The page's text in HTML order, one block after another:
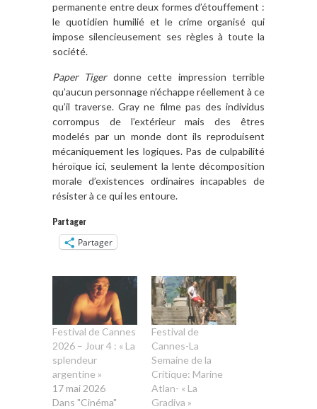
permanente entre deux formes d’étouffement :
le quotidien humilié et le crime organisé qui
impose silencieusement ses règles à toute la
société.
Paper Tigerdonne cette impression terrible
qu’aucun personnage n’échappe réellement à ce
qu’il traverse. Gray ne filme pas des individus
corrompus de l’extérieur mais des êtres
modelés par un monde dont ils reproduisent
mécaniquement les logiques. Pas de culpabilité
héroïque ici, seulement la lente décomposition
morale d’existences ordinaires incapables de
résister à ce qui les entoure.
Partager
Partager
Festival de Cannes
2026 – Jour 4 : « La
splendeur
argentine »
17 mai 2026
Dans "Cinéma"
Festival de
Cannes-La
Semaine de la
Critique: Marine
Atlan- « La
Gradiva »